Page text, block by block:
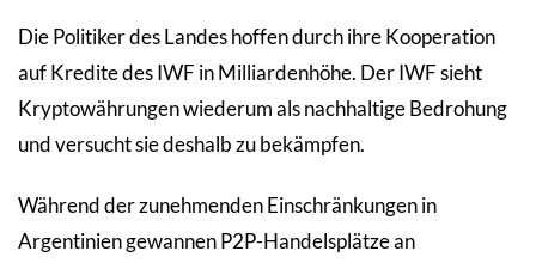
Die Politiker des Landes hoffen durch ihre Kooperation
auf Kredite des IWF in Milliardenhöhe. Der IWF sieht
Kryptowährungen wiederum als nachhaltige Bedrohung
und versucht sie deshalb zu bekämpfen.
Während der zunehmenden Einschränkungen in
Argentinien gewannen P2P-Handelsplätze an